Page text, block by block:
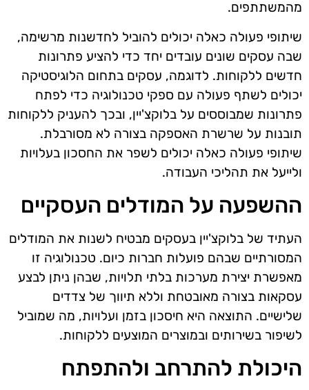
מהמשתתפים.
שיתופי פעולה כאלה יכולים להוביל לחדשנות מרשימה,
שבה עסקים שונים עובדים יחד כדי להציע פתרונות
חדשים ללקוחות. לדוגמה, עסקים בתחום הלוגיסטיקה
יכולים לשתף פעולה עם ספקי טכנולוגיה כדי לפתח
פתרונות שמבוססים על בלוקצ'יין, ובכך להעניק ללקוחות
תובנות על שרשרת האספקה בצורה לא מסורבלת.
שיתופי פעולה כאלה יכולים לשפר את החסכון בעלויות
ולייעל את תהליכי העבודה.
ההשפעה על המודלים העסקיים
העתיד של בלוקצ'יין בעסקים מבטיח לשנות את המודלים
המסורתיים שבהם פועלות חברות כיום. טכנולוגיה זו
מאפשרת יצירת מערכות בלתי תלויות, שבהן ניתן לבצע
עסקאות בצורה מאובטחת וללא תיווך של צדדים
שלישיים. התוצאה היא חיסכון בזמן ועלויות, מה שמוביל
לשיפור בשירותים ובמוצרים המוצעים ללקוחות.
היכולת להתרחב ולהתפתח